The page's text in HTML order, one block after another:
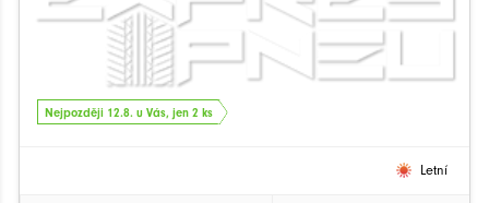
Nejpozději 12.8. u Vás, jen 2 ks
Letní